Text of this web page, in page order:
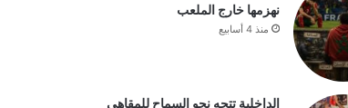
نهزمها خارج الملعب
منذ 4 أسابيع
الداخلية تتجه نحو السماح للمقاهي